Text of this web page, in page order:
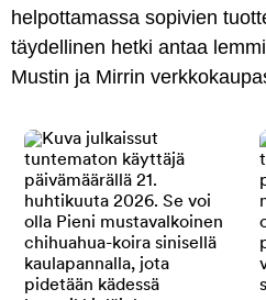
helpottamassa sopivien
täydellinen hetki antaa
Mustin ja Mirrin